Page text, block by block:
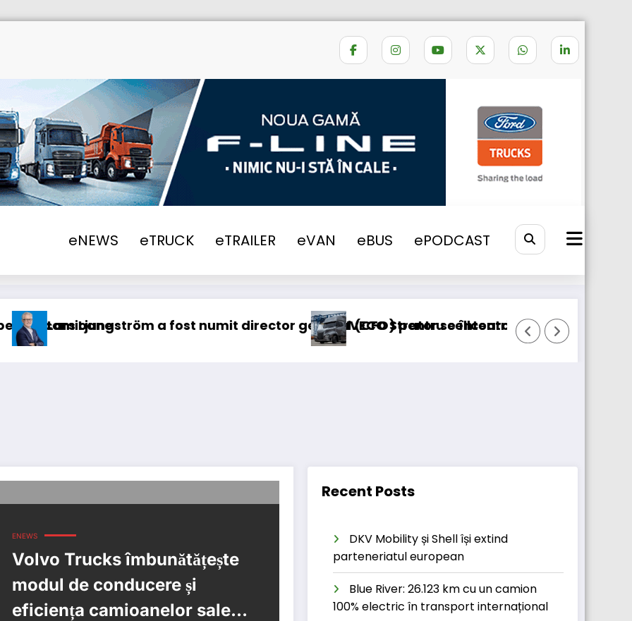
eNEWS eTRUCK eTRAILER eVAN eBUS ePODCAST
Volvo FL
a fost numit director general (CFO) pentru cellcentric
IVECO Strator se întoarce BursaTransport/
ENEWS
Volvo Trucks îmbunătățește
modul de conducere și
eficiența camioanelor sale
Recent Posts
DKV Mobility și Shell își extind
parteneriatul european
Blue River: 26.123 km cu un camion
100% electric în transport internațional